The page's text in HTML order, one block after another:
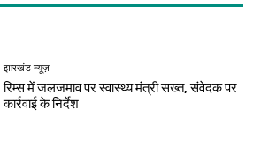
झारखंड न्यूज़
रिम्स में जलजमाव पर स्वास्थ्य मंत्री सख्त, संवेदक पर
कार्रवाई के निर्देश